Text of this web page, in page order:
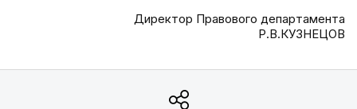
Директор Правового департамента
Р.В.КУЗНЕЦОВ